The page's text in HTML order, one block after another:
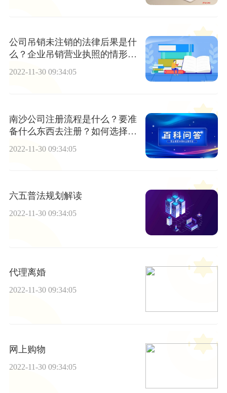
公司吊销未注销的法律后果是什
么？企业吊销营业执照的情形有
哪些？
2022-11-30 09:34:05
南沙公司注册流程是什么？要准
备什么东西去注册？如何选择公
2022-11-30 09:34:05
六五普法规划解读
2022-11-30 09:34:05
代理离婚
2022-11-30 09:34:05
网上购物
2022-11-30 09:34:05